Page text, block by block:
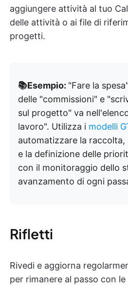
aggiungere attività al tuo
delle attività o ai file di
progetti.
📚Esempio: "Fare la
delle "commissioni" e
sul progetto" va
lavoro". Utilizza i modelli
automatizzare la
e la definizione delle
con il monitoraggio dello
avanzamento di ogni
Rifletti
Rivedi e aggiorna
per rimanere al passo con le